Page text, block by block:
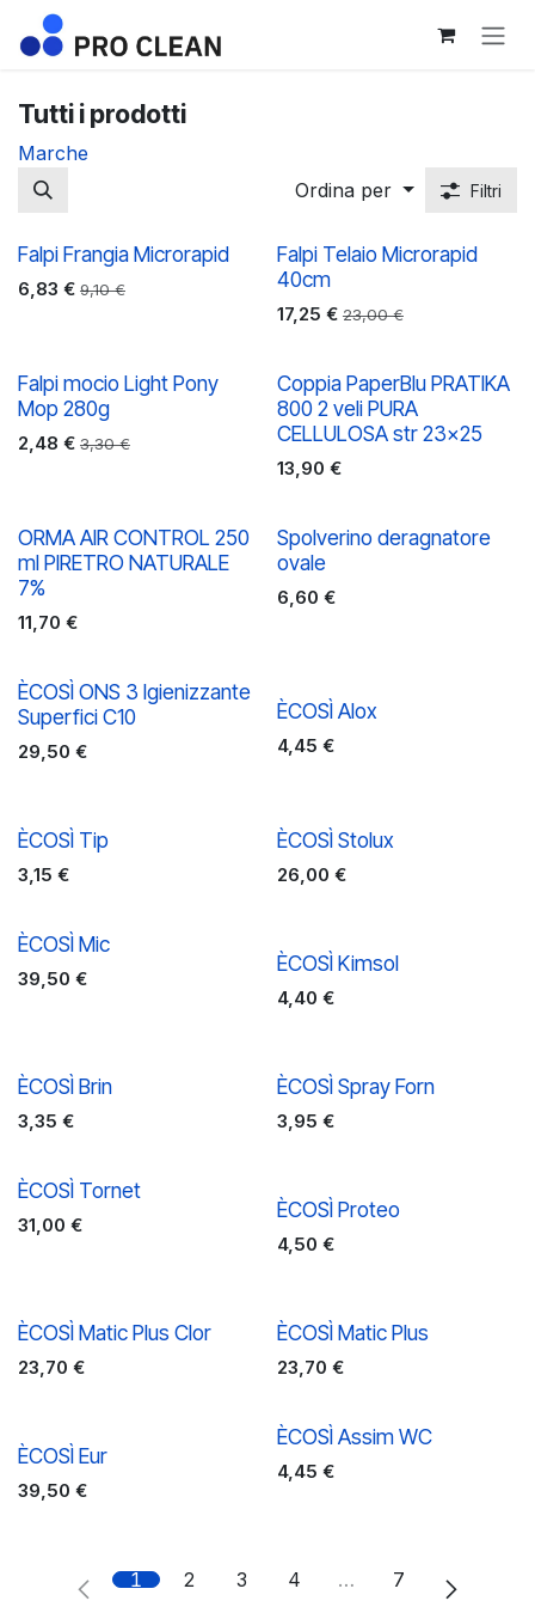
Passa al contenuto
Tutti i prodotti
Marche
Ordina per
Filtri
Falpi Frangia Microrapid
6,83 € 9,10€
Falpi Telaio Microrapid
40cm
17,25 € 23,00€
Falpi mocio Light Pony
Mop 280g
2,48 € 3,30€
Coppia PaperBlu PRATIKA
800 2 veli PURA
CELLULOSA str 23x25
13,90 €
ORMA AIR CONTROL 250
ml PIRETRO NATURALE
7%
11,70 €
Spolverino deragnatore
ovale
6,60 €
ÈCOSÌ ONS 3 Igienizzante
Superfici C10
29,50 €
ÈCOSÌ Alox
4,45 €
ÈCOSÌ Tip
3,15 €
ÈCOSÌ Stolux
26,00 €
ÈCOSÌ Mic
39,50 €
ÈCOSÌ Kimsol
4,40 €
ÈCOSÌ Brin
3,35 €
ÈCOSÌ Spray Forn
3,95 €
ÈCOSÌ Tornet
31,00 €
ÈCOSÌ Proteo
4,50 €
ÈCOSÌ Matic Plus Clor
23,70 €
ÈCOSÌ Matic Plus
23,70 €
ÈCOSÌ Eur
39,50 €
ÈCOSÌ Assim WC
4,45 €
1 2 3 4 … 7